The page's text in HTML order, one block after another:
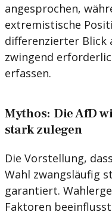
angesprochen,
extremistische
differenzierter Blick
zwingend
erfassen.
Mythos: Die AfD
stark zulegen
Die Vorstellung,
Wahl zwangsläufig
garantiert.
Faktoren